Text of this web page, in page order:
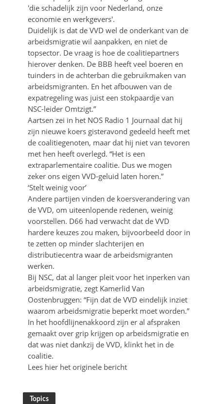
'die schadelijk zijn voor Nederland, onze
economie en werkgevers'.
Duidelijk is dat de VVD wel de onderkant van de
arbeidsmigratie wil aanpakken, en niet de
topsector. De vraag is hoe de coalitiepartners
hierover denken. De BBB heeft veel boeren en
tuinders in de achterban die gebruikmaken van
arbeidsmigranten. En het afbouwen van de
expatregeling was juist een stokpaardje van
NSC-leider Omtzigt.”
Aartsen zei in het NOS Radio 1 Journaal dat hij
zijn nieuwe koers gisteravond gedeeld heeft met
de coalitiegenoten, maar dat hij niet van tevoren
met hen heeft overlegd. “Het is een
extraparlementaire coalitie. Dus we mogen
zeker ons eigen VVD-geluid laten horen.”
‘Stelt weinig voor’
Andere partijen vinden de koersverandering van
de VVD, om uiteenlopende redenen, weinig
voorstellen. D66 had verwacht dat de VVD
hardere keuzes zou maken, bijvoorbeeld door in
te zetten op minder slachterijen en
distributiecentra waar de arbeidsmigranten
werken.
Bij NSC, dat al langer pleit voor het inperken van
arbeidsmigratie, zegt Kamerlid Van
Oostenbruggen: “Fijn dat de VVD eindelijk inziet
waarom arbeidsmigratie beperkt moet worden.”
In het hoofdlijnenakkoord zijn er al afspraken
gemaakt over grip krijgen op arbeidsmigratie en
dat was niet dankzij de VVD, klinkt het in de
coalitie.
Lees hier het originele bericht
Topics